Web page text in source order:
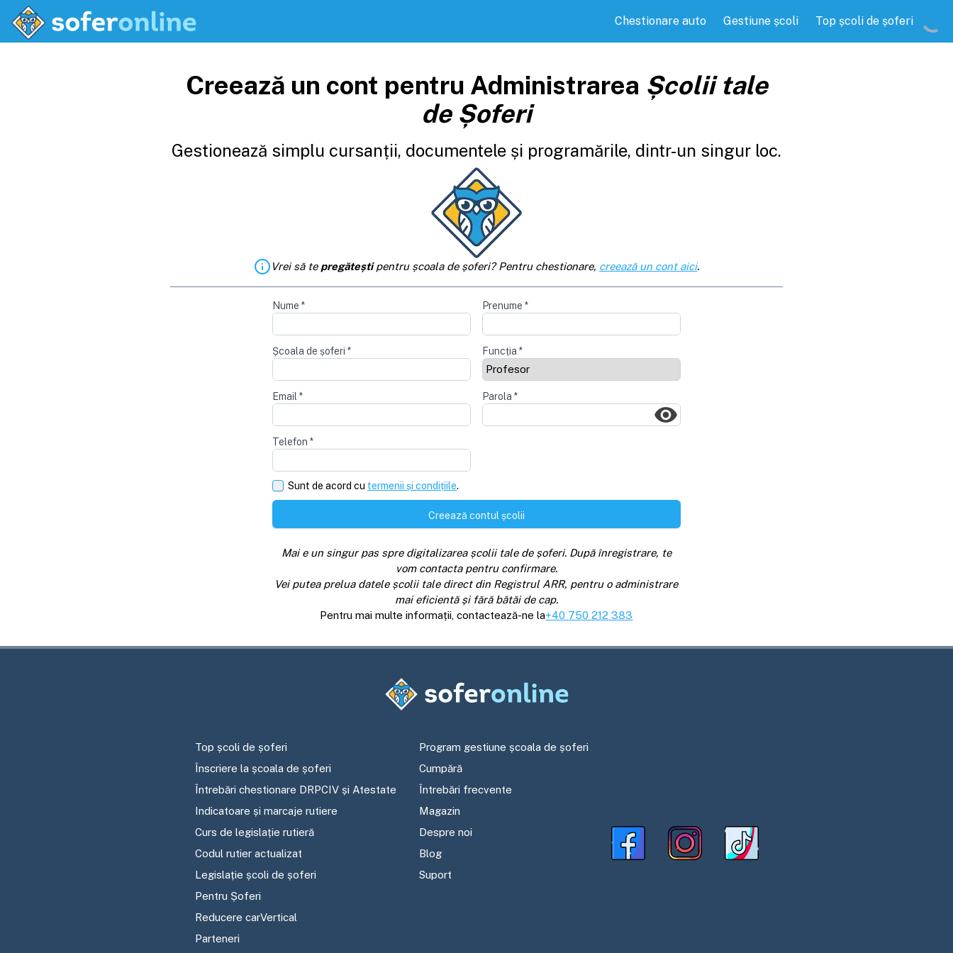
Chestionare auto Gestiune școli Top școli de șoferi
Creează un cont pentru Administrarea Școlii tale
de Șoferi
Gestionează simplu cursanții, documentele și programările, dintr-un singur loc.
Vrei să te pregăteștipentru școala de șoferi? Pentru chestionare, creează un cont aici.
Nume * Prenume *
Școala de șoferi * Funcția *
Email * Parola *
Telefon *
Sunt de acord cu termenii și condițiile.
Creează contul școlii
Mai e un singur pas spre digitalizarea școlii tale de șoferi. După înregistrare, te
vom contacta pentru confirmare.
Vei putea prelua datele școlii tale direct din Registrul ARR, pentru o administrare
mai eficientă și fără bătăi de cap.
Pentru mai multe informații, contactează-ne la+40 750 212 383
Top școli de șoferi
Înscriere la școala de șoferi
Întrebări chestionare DRPCIV și Atestate
Indicatoare și marcaje rutiere
Curs de legislație rutieră
Codul rutier actualizat
Legislație școli de șoferi
Pentru Șoferi
Reducere carVertical
Parteneri
Program gestiune școala de șoferi
Cumpără
Întrebări frecvente
Magazin
Despre noi
Blog
Suport